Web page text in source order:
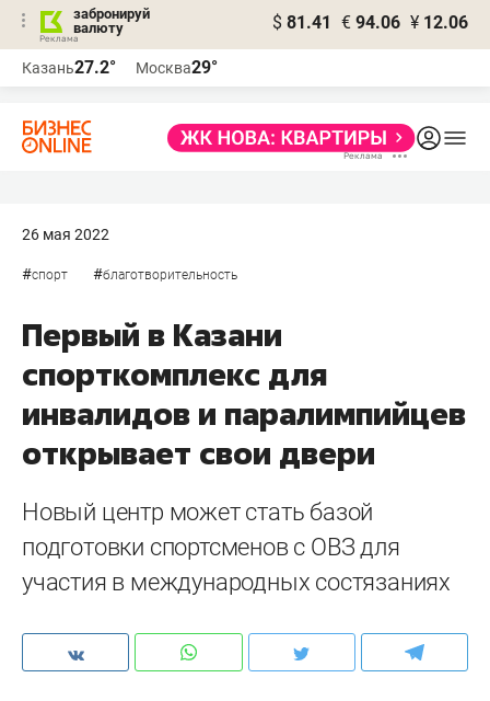
забронируй
валюту
$ 81.41 € 94.06 ¥ 12.06
Казань27.2° Москва29°
26 мая 2022
#спорт #благотворительность
Первый в Казани
спорткомплекс для
инвалидов и паралимпийцев
открывает свои двери
Новый центр может стать базой
подготовки спортсменов с ОВЗ для
участия в международных состязаниях